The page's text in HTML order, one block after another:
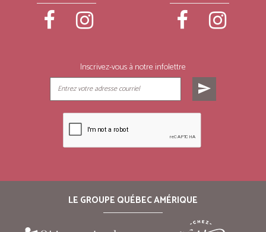
Inscrivez-vous à notre infolettre
send
LE GROUPE QUÉBEC AMÉRIQUE